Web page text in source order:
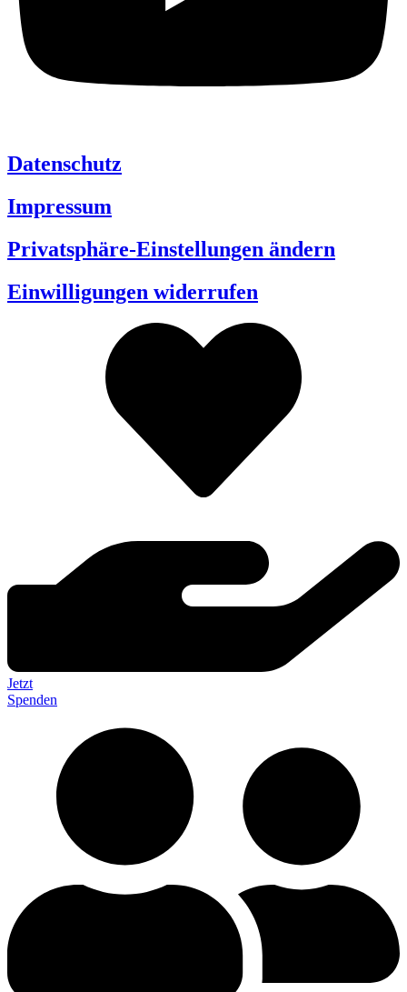
Datenschutz
Impressum
Privatsphäre-Einstellungen ändern
Einwilligungen widerrufen
Jetzt
Spenden